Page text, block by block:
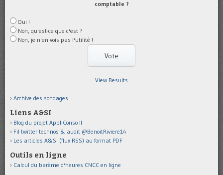
comptable ?
Oui !
Non, qu'est-ce que c'est ?
Non, je n'en vois pas l'utilité !
View Results
Archive des sondages
Liens A&SI
Blog du projet AppliConso II
Fil twitter technos & audit @BenoitRiviere14
Les articles A&SI (flux RSS) au format PDF
Outils en ligne
Calcul du barème d'heures CNCC en ligne